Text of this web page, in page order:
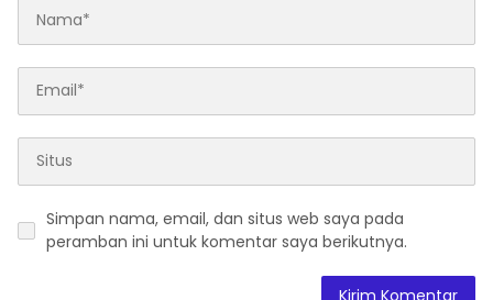
Simpan nama, email, dan situs web saya pada
peramban ini untuk komentar saya berikutnya.